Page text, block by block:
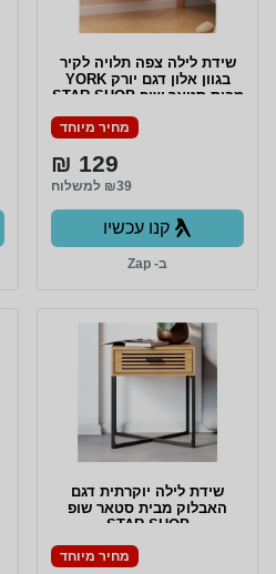
שידת לילה צפה תלויה לקיר
בגוון אלון דגם יורק YORK
מבית סטאר שופ STAR SHOP
מחיר מיוחד
129 ₪
₪39 למשלוח
קנו עכשיו
ב- Zap
שידת לילה יוקרתית דגם
האבלוק מבית סטאר שופ
STAR SHOP
מחיר מיוחד